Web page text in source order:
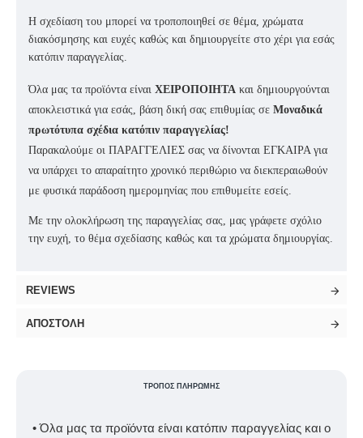
Η σχεδίαση του μπορεί να τροποποιηθεί σε θέμα, χρώματα
διακόσμησης και ευχές καθώς και δημιουργείτε στο χέρι για εσάς
κατόπιν παραγγελίας.
Όλα μας τα προϊόντα είναι ΧΕΙΡΟΠΟΙΗΤΑ και δημιουργούνται
αποκλειστικά για εσάς, βάση δική σας επιθυμίας σε Μοναδικά
πρωτότυπα σχέδια κατόπιν παραγγελίας!
Παρακαλούμε οι ΠΑΡΑΓΓΕΛΙΕΣ σας να δίνονται ΕΓΚΑΙΡΑ για
να υπάρχει το απαραίτητο χρονικό περιθώριο να διεκπεραιωθούν
με φυσικά παράδοση ημερομηνίας που επιθυμείτε εσείς.
Με την ολοκλήρωση της παραγγελίας σας, μας γράφετε σχόλιο
την ευχή, το θέμα σχεδίασης καθώς και τα χρώματα δημιουργίας.
REVIEWS
ΑΠΟΣΤΟΛΉ
ΤΡΌΠΟΣ ΠΛΗΡΩΜΉΣ
• Όλα μας τα προϊόντα είναι κατόπιν παραγγελίας και ο